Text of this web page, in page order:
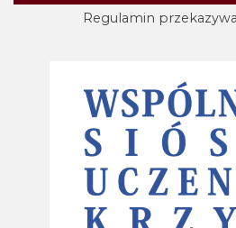
Regulamin